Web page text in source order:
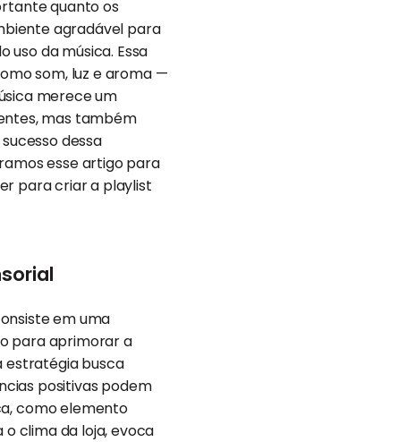
quanto os
agradável para
uso da música. Essa
som, luz e aroma —
merece um
mas também
dessa
esse artigo para
para criar a playlist
em uma
para aprimorar a
estratégia busca
positivas podem
como elemento
clima da loja, evoca